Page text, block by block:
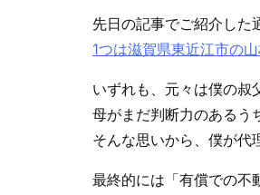
先日の記事でご紹介した
1つは滋賀県東近江市の
いずれも、元々は僕の叔
母がまだ判断力のあるう
そんな思いから、僕が代
最終的には「有償での不